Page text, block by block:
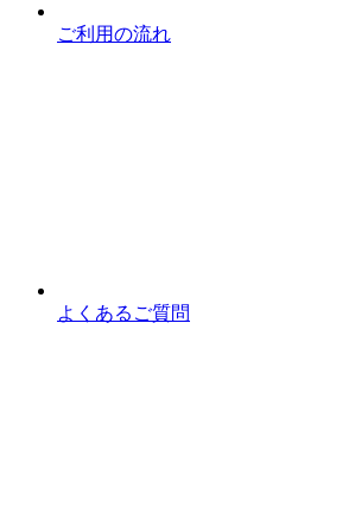
ご利用の流れ
よくあるご質問